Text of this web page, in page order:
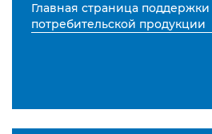
Главная страница поддержки
потребительской продукции